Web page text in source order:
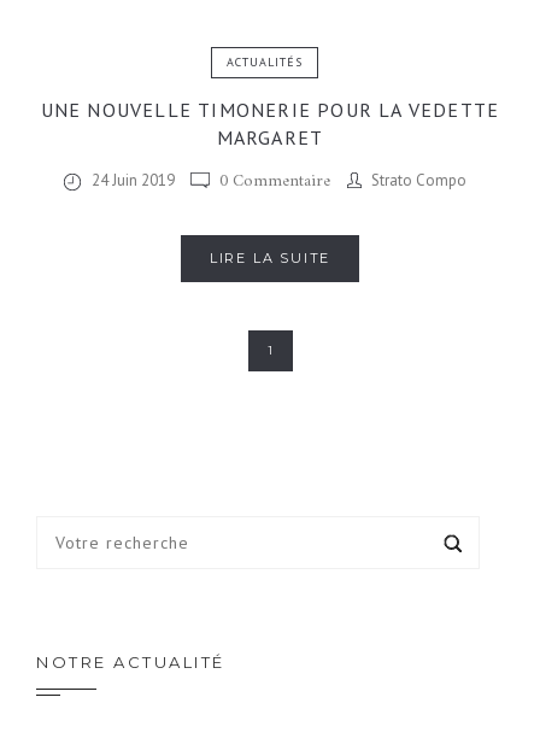
ACTUALITÉS
UNE NOUVELLE TIMONERIE POUR LA VEDETTE
MARGARET
24 Juin 2019 0 Commentaire Strato Compo
LIRE LA SUITE
1
NOTRE ACTUALITÉ